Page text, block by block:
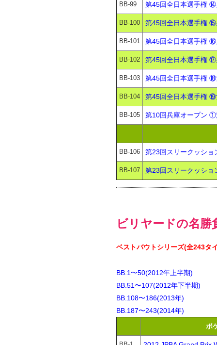
BB-99 第45回全日本選手権
BB-100 第45回全日本選手権
BB-101 第45回全日本選手権
BB-102 第45回全日本選手権
BB-103 第45回全日本選手権
BB-104 第45回全日本選手権
BB-105 第10回兵庫オープン
BB-106 第23回スリークッシ
BB-107 第23回スリークッシ
ビリヤードの名勝
ベストバウトシリーズ(全243タ
BB.1〜50(2012年上半期)
BB.51〜107(2012年下半期)
BB.108〜186(2013年)
BB.187〜243(2014年)
ポ